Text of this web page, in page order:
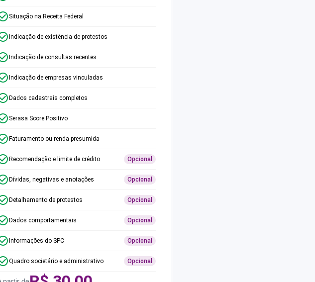
Situação na Receita Federal
Indicação de existência de protestos
Indicação de consultas recentes
Indicação de empresas vinculadas
Dados cadastrais completos
Serasa Score Positivo
Faturamento ou renda presumida
Recomendação e limite de crédito Opcional
Dívidas, negativas e anotações Opcional
Detalhamento de protestos Opcional
Dados comportamentais Opcional
Informações do SPC Opcional
Quadro societário e administrativo Opcional